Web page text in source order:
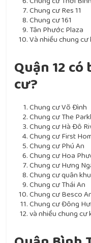
Chung cư Res 11
Chung cư 161
Tân Phước Plaza
Và nhiều chung cư
Quận 12
cư?
Chung cư Võ Đình
Chung cư The
Chung cư Hà Đô
Chung cư First
Chung cư Phú An
Chung cư Hoa
Chung cư Hưng
Chung cư quân
Chung cư Thái An
Chung cư Besco
Chung cư Đông
và nhiều chung cư